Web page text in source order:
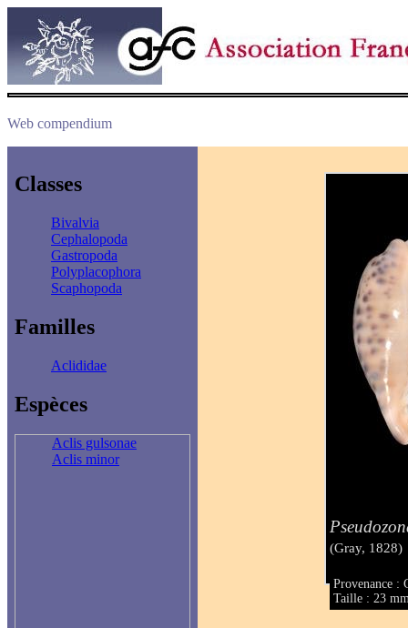
Web compendium
Classes
Bivalvia
Cephalopoda
Gastropoda
Polyplacophora
Scaphopoda
Familles
Aclididae
Espèces
Aclis gulsonae
Aclis minor
(Gray, 1828)
Provenance :
Taille : 23